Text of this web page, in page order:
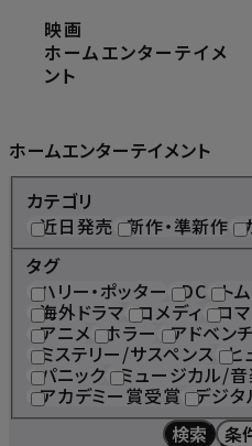
映画
ホームエンターテイメ
ント
ホームエンターテイメント
カテゴリ
近日発売 新作・準新作
タグ
ハリー・ポッター
DC ト
海外ドラマ コメディ ロ
アニメ ホラー アドベン
ミステリー/サスペンス ヒ
パニック ミュージカル/
アカデミー賞受賞 デジ
検索
条